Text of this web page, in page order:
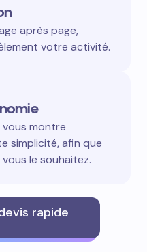
après page,
votre activité.
vous montre
simplicité, afin que
le souhaitez.
rapide